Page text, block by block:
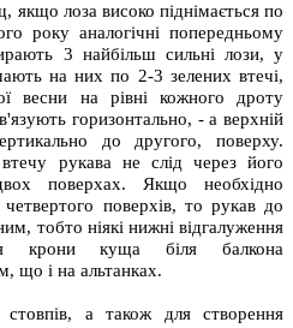
лоза високо піднімається по
року аналогічні попередньому
3 найбільш сильні лози, у
на них по 2-3 зелених втечі,
весни на рівні кожного дроту
горизонтально, - а верхній
до другого, поверху.
рукава не слід через його
поверхах. Якщо необхідно
поверхів, то рукав до
тобто ніякі нижні відгалуження
крони куща біля балкона
що і на альтанках.
стовпів, а також для створення